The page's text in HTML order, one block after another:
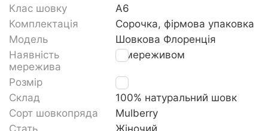
Клас шовку
A6
Комплектація
Сорочка, фірмова упаковка
Модель
Шовкова Флоренція
Наявність
мережива
З мереживом
Розмір
S
Склад
100% натуральний шовк
Сорт шовкопряда
Mulberry